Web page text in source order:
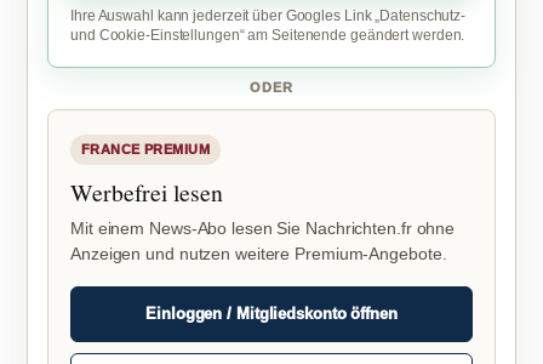
Ihre Auswahl kann jederzeit über Googles Link „Datenschutz-
und Cookie-Einstellungen“ am Seitenende geändert werden.
ODER
FRANCE PREMIUM
Werbefrei lesen
Mit einem News-Abo lesen Sie Nachrichten.fr ohne
Anzeigen und nutzen weitere Premium-Angebote.
Einloggen / Mitgliedskonto öffnen